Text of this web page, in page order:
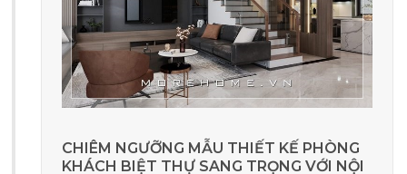
CHIÊM NGƯỠNG MẪU THIẾT KẾ PHÒNG
KHÁCH BIỆT THỰ SANG TRỌNG VỚI NỘI